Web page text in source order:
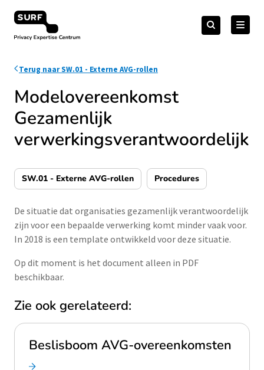
naar
Privacy Expertise Centrum
Zoeken
naar:Zoeken
Terug naar SW.01 - Externe AVG-rollen
Modelovereenkomst
Gezamenlijk
verwerkingsverantwoordelijk
SW.01 - Externe AVG-rollen Procedures
De situatie dat organisaties gezamenlijk verantwoordelijk
zijn voor een bepaalde verwerking komt minder vaak voor.
In 2018 is een template ontwikkeld voor deze situatie.
Op dit moment is het document alleen in PDF
beschikbaar.
Zie ook gerelateerd:
Beslisboom AVG-overeenkomsten